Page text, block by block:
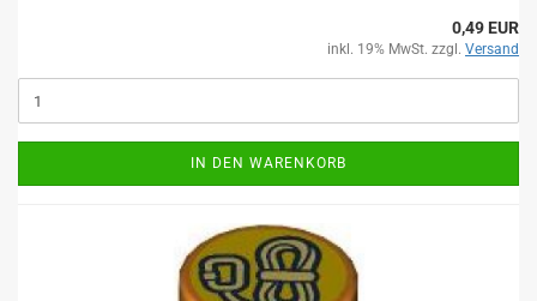
0,49 EUR
inkl. 19% MwSt. zzgl. Versand
IN DEN WARENKORB